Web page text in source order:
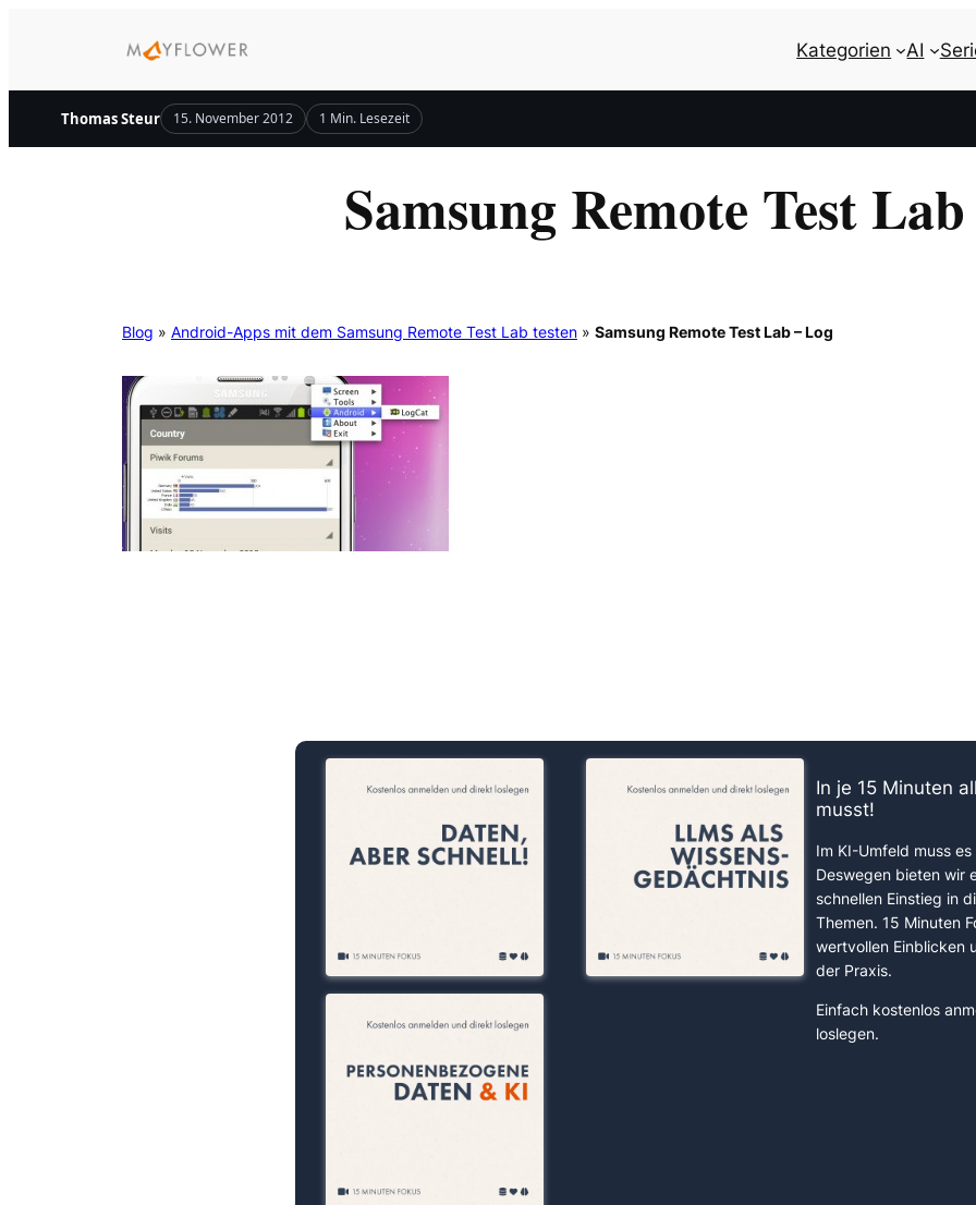
Kategorien AI
Thomas Steur 15. November 2012 1 Min. Lesezeit
Samsung Remote Test
Blog » Android-Apps mit dem Samsung Remote Test Lab testen » Samsung Remote Test Lab – Log
In je 15 Minuten
musst!
Im KI-Umfeld muss
Deswegen bieten wir
schnellen Einstieg in
Themen. 15 Minuten
wertvollen Einblicken
der Praxis.
Einfach kostenlos
loslegen.